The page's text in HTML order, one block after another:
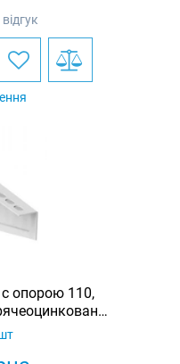
c опорою 110,